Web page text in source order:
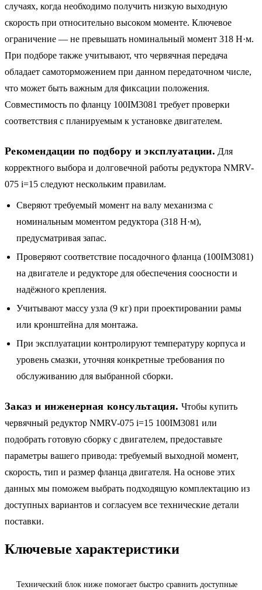
случаях, когда необходимо получить низкую выходную
скорость при относительно высоком моменте. Ключевое
ограничение — не превышать номинальный момент 318 Н·м.
При подборе также учитывают, что червячная передача
обладает самоторможением при данном передаточном числе,
что может быть важным для фиксации положения.
Совместимость по фланцу 100IM3081 требует проверки
соответствия с планируемым к установке двигателем.
Рекомендации по подбору и эксплуатации. Для
корректного выбора и долговечной работы редуктора NMRV-
075 i=15 следуют нескольким правилам.
Сверяют требуемый момент на валу механизма с
номинальным моментом редуктора (318 Н·м),
предусматривая запас.
Проверяют соответствие посадочного фланца (100IM3081)
на двигателе и редукторе для обеспечения соосности и
надёжного крепления.
Учитывают массу узла (9 кг) при проектировании рамы
или кронштейна для монтажа.
При эксплуатации контролируют температуру корпуса и
уровень смазки, уточняя конкретные требования по
обслуживанию для выбранной сборки.
Заказ и инженерная консультация. Чтобы купить
червячный редуктор NMRV-075 i=15 100IM3081 или
подобрать готовую сборку с двигателем, предоставьте
параметры вашего привода: требуемый выходной момент,
скорость, тип и размер фланца двигателя. На основе этих
данных мы поможем выбрать подходящую комплектацию из
доступных вариантов и согласуем все технические детали
поставки.
Ключевые характеристики
Технический блок ниже помогает быстро сравнить доступные